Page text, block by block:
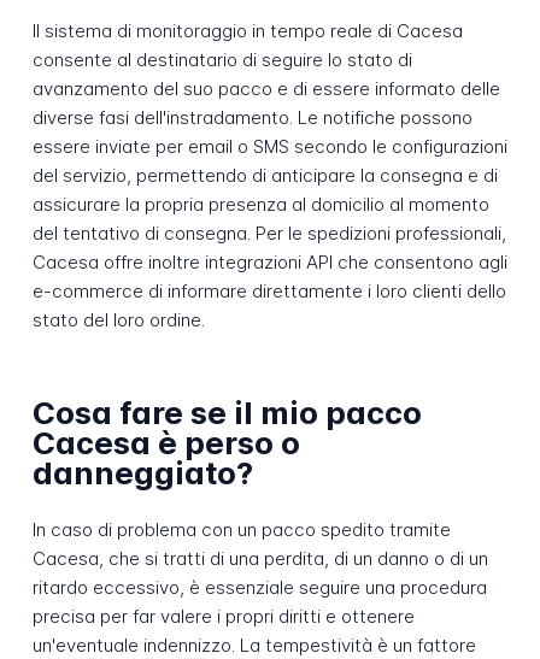
Il sistema di monitoraggio in tempo reale di Cacesa
consente al destinatario di seguire lo stato di
avanzamento del suo pacco e di essere informato delle
diverse fasi dell'instradamento. Le notifiche possono
essere inviate per email o SMS secondo le configurazioni
del servizio, permettendo di anticipare la consegna e di
assicurare la propria presenza al domicilio al momento
del tentativo di consegna. Per le spedizioni professionali,
Cacesa offre inoltre integrazioni API che consentono agli
e-commerce di informare direttamente i loro clienti dello
stato del loro ordine.
Cosa fare se il mio pacco
Cacesa è perso o
danneggiato?
In caso di problema con un pacco spedito tramite
Cacesa, che si tratti di una perdita, di un danno o di un
ritardo eccessivo, è essenziale seguire una procedura
precisa per far valere i propri diritti e ottenere
un'eventuale indennizzo. La tempestività è un fattore